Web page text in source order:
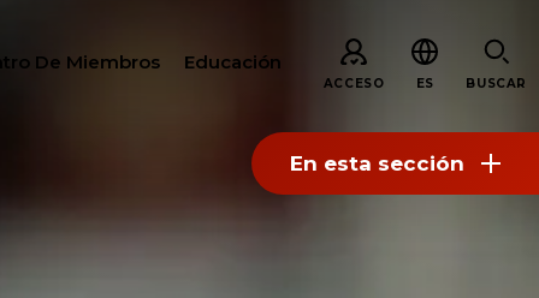
De Miembros Educación
ACCESO ES BUSCAR
En esta sección